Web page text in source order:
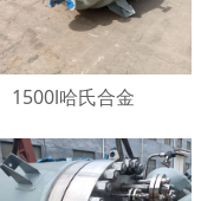
1500l哈氏合金